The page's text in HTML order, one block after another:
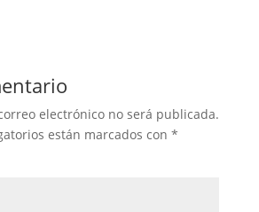
electrónico no será publicada.
están marcados con *